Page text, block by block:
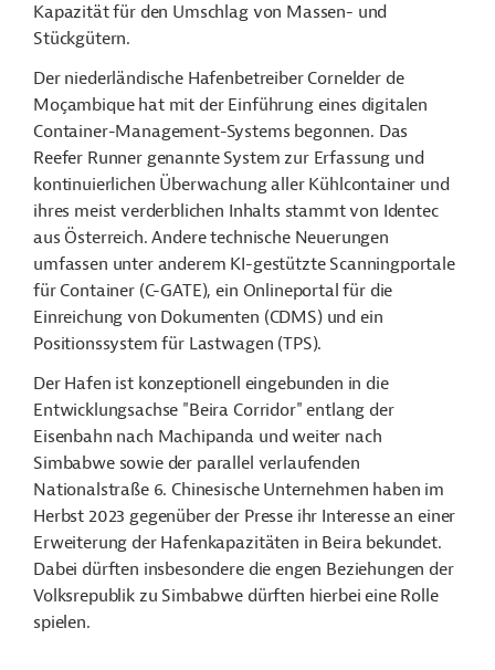
Kapazität für den Umschlag von Massen- und
Stückgütern.
Der niederländische Hafenbetreiber Cornelder de
Moçambique hat mit der Einführung eines digitalen
Container-Management-Systems begonnen. Das
Reefer Runner genannte System zur Erfassung und
kontinuierlichen Überwachung aller Kühlcontainer und
ihres meist verderblichen Inhalts stammt von Identec
aus Österreich. Andere technische Neuerungen
umfassen unter anderem KI-gestützte Scanningportale
für Container (C-GATE), ein Onlineportal für die
Einreichung von Dokumenten (CDMS) und ein
Positionssystem für Lastwagen (TPS).
Der Hafen ist konzeptionell eingebunden in die
Entwicklungsachse "Beira Corridor" entlang der
Eisenbahn nach Machipanda und weiter nach
Simbabwe sowie der parallel verlaufenden
Nationalstraße 6. Chinesische Unternehmen haben im
Herbst 2023 gegenüber der Presse ihr Interesse an einer
Erweiterung der Hafenkapazitäten in Beira bekundet.
Dabei dürften insbesondere die engen Beziehungen der
Volksrepublik zu Simbabwe dürften hierbei eine Rolle
spielen.